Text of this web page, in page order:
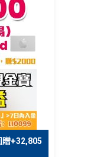
贈+32,805